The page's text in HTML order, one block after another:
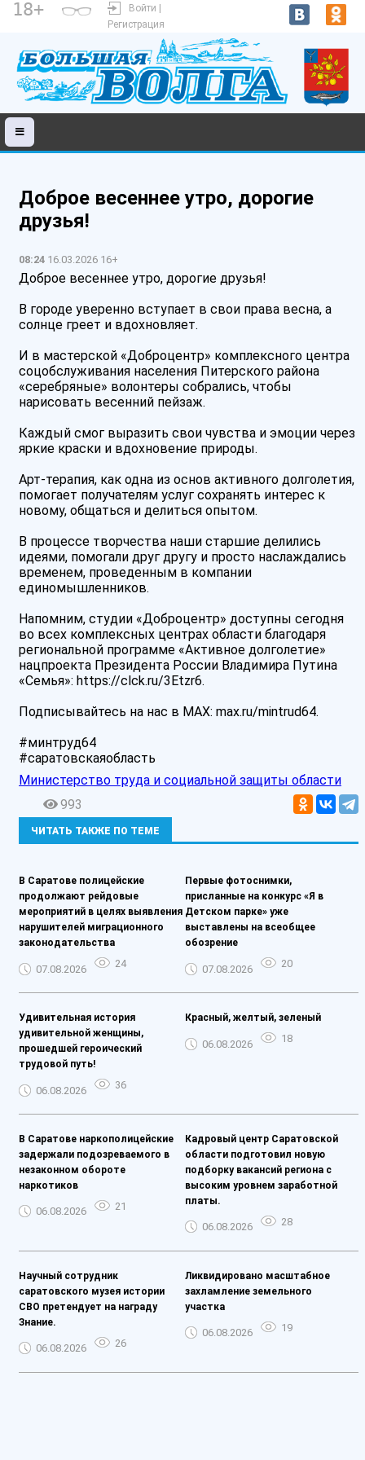
18+
Войти |
Регистрация
Доброе весеннее утро, дорогие
друзья!
08:24 16.03.2026 16+
Доброе весеннее утро, дорогие друзья!
️В городе уверенно вступает в свои права весна, а
солнце греет и вдохновляет.
И в мастерской «Доброцентр» комплексного центра
соцобслуживания населения Питерского района
«серебряные» волонтеры собрались, чтобы
нарисовать весенний пейзаж.
Каждый смог выразить свои чувства и эмоции через
яркие краски и вдохновение природы.
Арт-терапия, как одна из основ активного долголетия,
помогает получателям услуг сохранять интерес к
новому, общаться и делиться опытом.
В процессе творчества наши старшие делились
идеями, помогали друг другу и просто наслаждались
временем, проведенным в компании
единомышленников.
Напомним, студии «Доброцентр» доступны сегодня
во всех комплексных центрах области благодаря
региональной программе «Активное долголетие»
нацпроекта Президента России Владимира Путина
«Семья»: https://clck.ru/3Etzr6.
Подписывайтесь на нас в МАХ: max.ru/mintrud64.
#минтруд64
#саратовскаяобласть
Министерство труда и социальной защиты области
993
ЧИТАТЬ ТАКЖЕ ПО ТЕМЕ
В Саратове полицейские
продолжают рейдовые
мероприятий в целях выявления
нарушителей миграционного
законодательства
07.08.2026 24
Первые фотоснимки,
присланные на конкурс «Я в
Детском парке» уже
выставлены на всеобщее
обозрение
07.08.2026 20
Удивительная история
удивительной женщины,
прошедшей героический
трудовой путь!
06.08.2026 36
Красный, желтый, зеленый
06.08.2026 18
В Саратове наркополицейские
задержали подозреваемого в
незаконном обороте
наркотиков
06.08.2026 21
Кадровый центр Саратовской
области подготовил новую
подборку вакансий региона с
высоким уровнем заработной
платы.
06.08.2026 28
Научный сотрудник
саратовского музея истории
СВО претендует на награду
Знание.
06.08.2026 26
Ликвидировано масштабное
захламление земельного
участка
06.08.2026 19